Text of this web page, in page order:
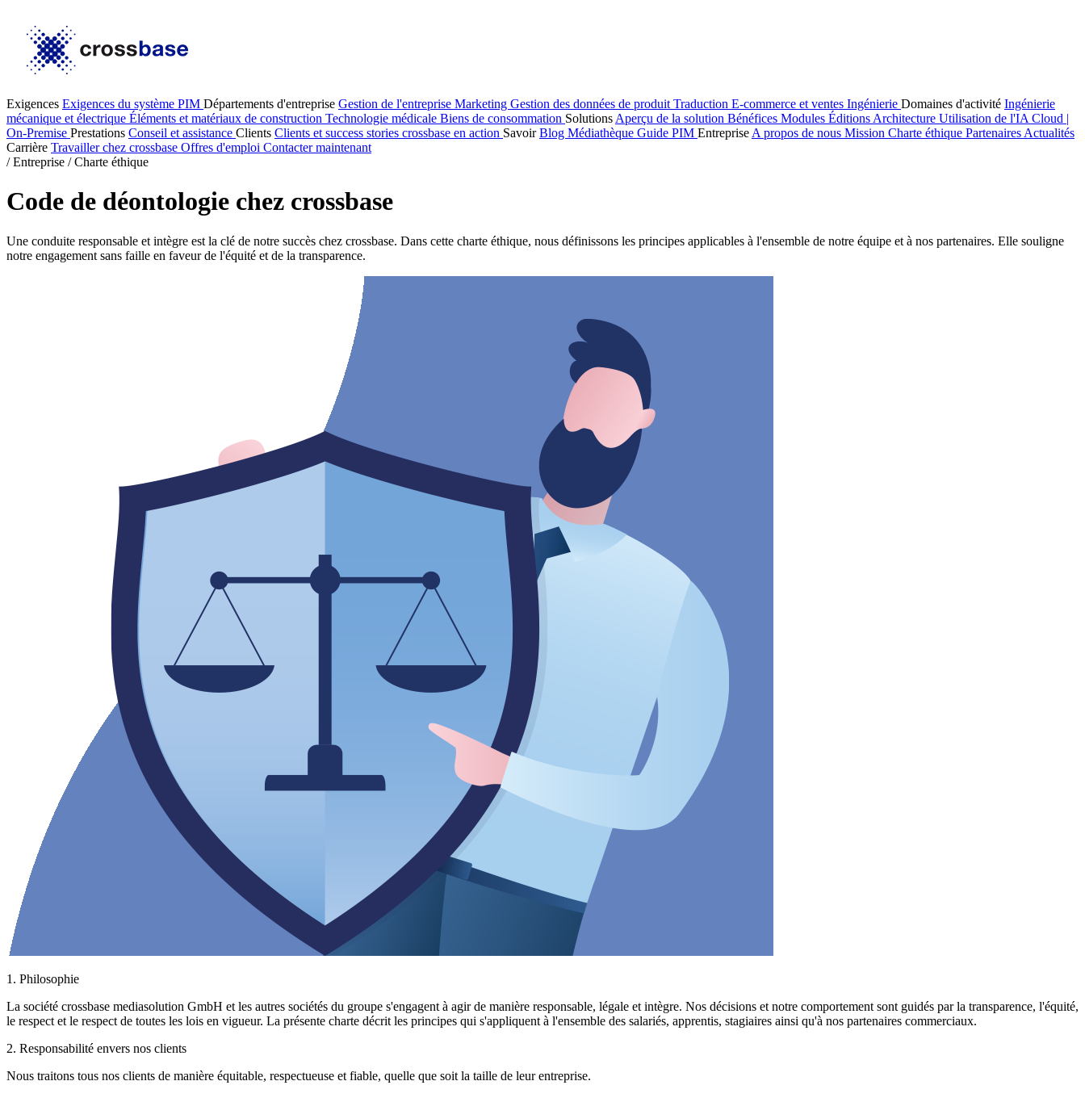
Exigences Exigences du système PIM Départements d'entreprise Gestion de l'entreprise Marketing Gestion des données de produit Traduction E-commerce et ventes Ingénierie Domaines d'activité Ingénierie
mécanique et électrique Éléments et matériaux de construction Technologie médicale Biens de consommation Solutions Aperçu de la solution Bénéfices Modules Éditions Architecture Utilisation de l'IA Cloud |
On-Premise Prestations Conseil et assistance Clients Clients et success stories crossbase en action SavoirBlog Médiathèque Guide PIM Entreprise A propos de nous Mission Charte éthique Partenaires Actualités
Carrière Travailler chez crossbase Offres d'emploi Contacter maintenant
/ Entreprise / Charte éthique
Code de déontologie chez crossbase
Une conduite responsable et intègre est la clé de notre succès chez crossbase. Dans cette charte éthique, nous définissons les principes applicables à l'ensemble de notre équipe et à nos partenaires. Elle souligne
notre engagement sans faille en faveur de l'équité et de la transparence.
1. Philosophie
La société crossbase mediasolution GmbH et les autres sociétés du groupe s'engagent à agir de manière responsable, légale et intègre. Nos décisions et notre comportement sont guidés par la transparence, l'équité,
le respect et le respect de toutes les lois en vigueur. La présente charte décrit les principes qui s'appliquent à l'ensemble des salariés, apprentis, stagiaires ainsi qu'à nos partenaires commerciaux.
2. Responsabilité envers nos clients
Nous traitons tous nos clients de manière équitable, respectueuse et fiable, quelle que soit la taille de leur entreprise.